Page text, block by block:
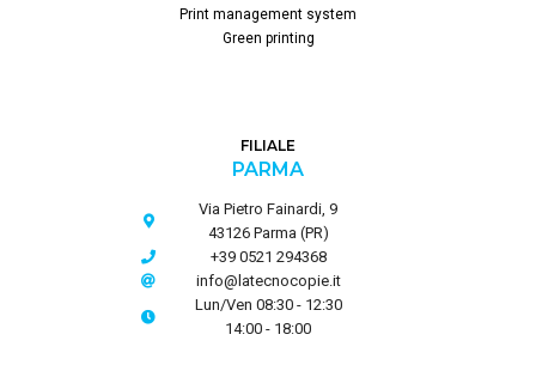
Print management system
Green printing
FILIALE
PARMA
Via Pietro Fainardi, 9
43126 Parma (PR)
+39 0521 294368
info@latecnocopie.it
Lun/Ven 08:30 - 12:30
14:00 - 18:00